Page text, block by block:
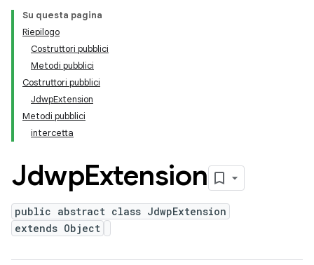
Su questa pagina
Riepilogo
Costruttori pubblici
Metodi pubblici
Costruttori pubblici
JdwpExtension
Metodi pubblici
intercetta
JdwpExtension
public abstract class JdwpExtension
extends Object